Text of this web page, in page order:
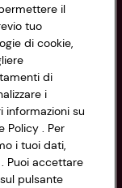
il
tuo
di cookie,
di
i
informazioni su
Policy . Per
i tuoi dati,
Puoi accettare
pulsante